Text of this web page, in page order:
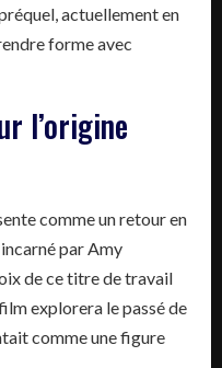
actuellement en
forme avec
l’origine
comme un retour en
par Amy
de ce titre de travail
explorera le passé de
comme une figure